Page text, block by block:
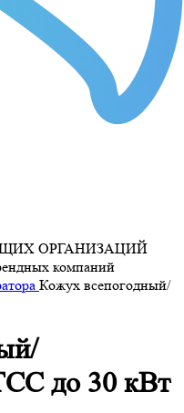
ОРГАНИЗАЦИЙ
компаний
Кожух всепогодный/
до 30 кВт